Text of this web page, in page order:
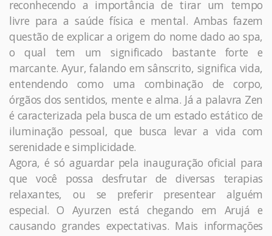
reconhecendo a importância de tirar um tempo
livre para a saúde física e mental. Ambas fazem
questão de explicar a origem do nome dado ao spa,
o qual tem um significado bastante forte e
marcante. Ayur, falando em sânscrito, significa vida,
entendendo como uma combinação de corpo,
órgãos dos sentidos, mente e alma. Já a palavra Zen
é caracterizada pela busca de um estado estático de
iluminação pessoal, que busca levar a vida com
serenidade e simplicidade.
Agora, é só aguardar pela inauguração oficial para
que você possa desfrutar de diversas terapias
relaxantes, ou se preferir presentear alguém
especial. O Ayurzen está chegando em Arujá e
causando grandes expectativas. Mais informações